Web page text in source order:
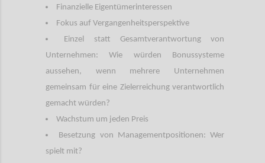
Finanzielle Eigentümerinteressen
Fokus auf Vergangenheitsperspektive
Einzel statt Gesamtverantwortung von
Unternehmen: Wie würden Bonussysteme
aussehen, wenn mehrere Unternehmen
gemeinsam für eine Zielerreichung verantwortlich
gemacht würden?
Wachstum um jeden Preis
Besetzung von Managementpositionen: Wer
spielt mit?